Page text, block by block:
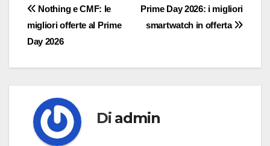
Navigazione
articoli
Prime Day 2026: i migliori
smartwatch in offerta
Nothing e CMF: le
migliori offerte al Prime
Day 2026
Di admin